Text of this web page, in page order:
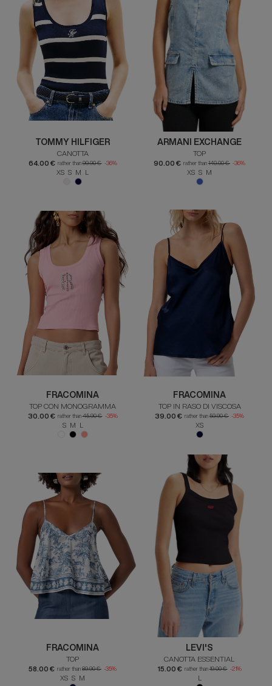
TOMMY HILFIGER
CANOTTA
64.00 € rather than99.90 € -36%
XS S M L
ARMANI EXCHANGE
TOP
90.00 € rather than 140.00 € -36%
XS S M
FRACOMINA
TOP CON MONOGRAMMA
30.00 € rather than45.90 € -35%
S M L
FRACOMINA
TOP IN RASO DI VISCOSA
39.00 € rather than 59.90 € -35%
XS
FRACOMINA
TOP
58.00 € rather than 89.90 € -35%
XS S M
LEVI'S
CANOTTA ESSENTIAL
15.00 € rather than19.00 € -21%
L